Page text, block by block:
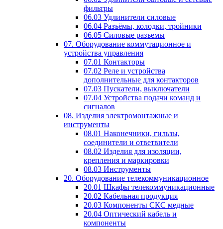
фильтры
06.03 Удлинители силовые
06.04 Разъёмы, колодки, тройники
06.05 Силовые разъемы
07. Оборудование коммутационное и
устройства управления
07.01 Контакторы
07.02 Реле и устройства
дополнительные для контакторов
07.03 Пускатели, выключатели
07.04 Устройства подачи команд и
сигналов
08. Изделия электромонтажные и
инструменты
08.01 Наконечники, гильзы,
соединители и ответвители
08.02 Изделия для изоляции,
крепления и маркировки
08.03 Инструменты
20. Оборудование телекоммуникационное
20.01 Шкафы телекоммуникационные
20.02 Кабельная продукция
20.03 Компоненты СКС медные
20.04 Оптический кабель и
компоненты